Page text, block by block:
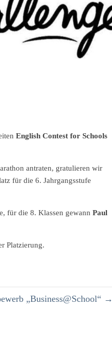
English Contest for Schools
antraten, gratulieren wir
für die 6. Jahrgangsstufe
für die 8. Klassen gewann Paul
Platzierung.
„Business@School“ →